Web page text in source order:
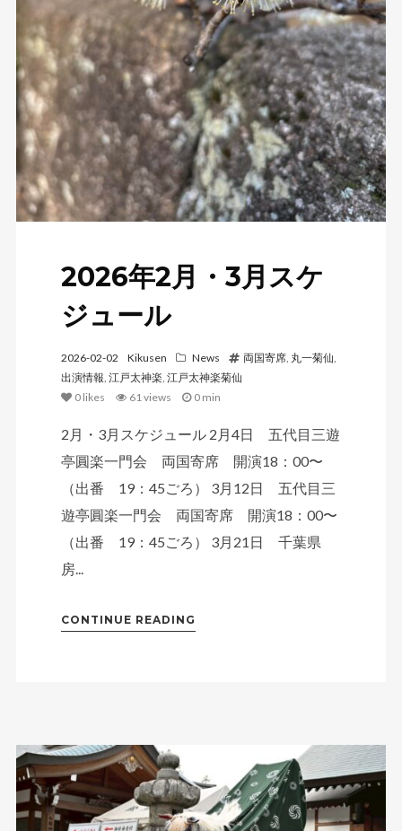
2026年2月・3月スケ
ジュール
2026-02-02 Kikusen News 両国寄席, 丸一菊仙,
出演情報, 江戸太神楽, 江戸太神楽菊仙
0 likes 61 views 0 min
2月・3月スケジュール 2月4日 五代目三遊
亭圓楽一門会 両国寄席 開演18：00〜
（出番 19：45ごろ） 3月12日 五代目三
遊亭圓楽一門会 両国寄席 開演18：00〜
（出番 19：45ごろ） 3月21日 千葉県
房...
CONTINUE READING